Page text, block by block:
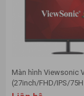
Màn hình Viewsonic
(27inch/FHD/IPS/